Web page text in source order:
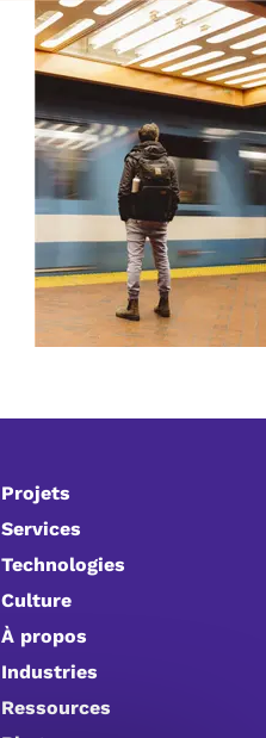
Projets
Services
Technologies
Culture
À propos
Industries
Ressources